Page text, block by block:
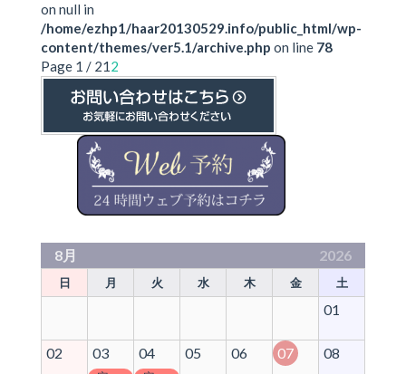
on null in
/home/ezhp1/haar20130529.info/public_html/wp-
content/themes/ver5.1/archive.php on line 78
Page 1 / 212
8月 2026
日 月 火 水 木 金 土
01
02 03 04 05 06 07 08